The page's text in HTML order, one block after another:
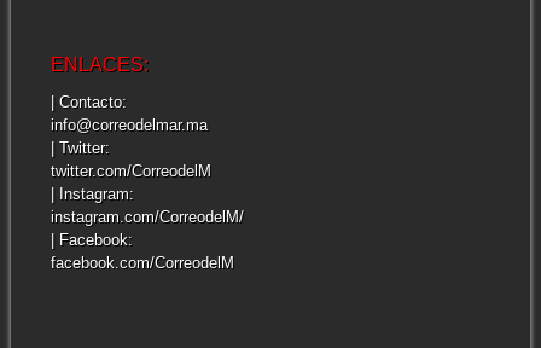
ENLACES:
| Contacto:
info@correodelmar.ma
| Twitter:
twitter.com/CorreodelM
| Instagram:
instagram.com/CorreodelM/
| Facebook:
facebook.com/CorreodelM